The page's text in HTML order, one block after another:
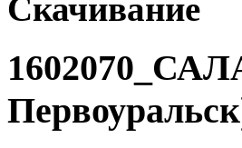
Скачивание